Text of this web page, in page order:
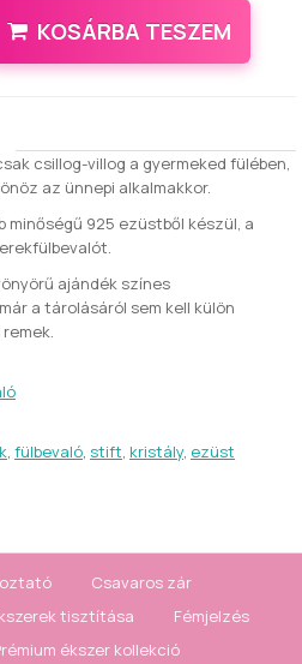
KOSÁRBA TESZEM
csillog-villog a gyermeked fülében,
az ünnepi alkalmakkor.
925 ezüstből készül, a
ajándék színes
a tárolásáról sem kell külön
, fülbevaló, stift, kristály, ezüst
Csavaros zár
tisztítása
Fémjelzés
ékszer kollekció